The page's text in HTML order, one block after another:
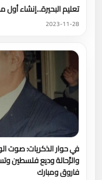
تعليم البحيرة...إنشاء
2023-11-28
في حوار الذكريات: صوت
والرَّحالة وديع فلسطين
فاروق ومبارك